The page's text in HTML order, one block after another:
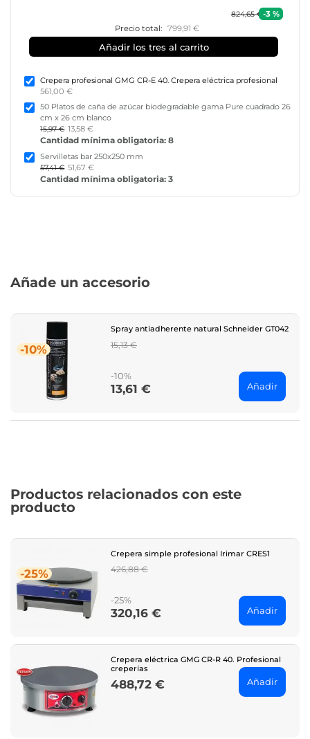
824,65 € -3 %
Precio total:
799,91 €
Añadir los tres al carrito
Crepera profesional GMG CR-E 40. Crepera eléctrica profesional
561,00 €
50 Platos de caña de azúcar biodegradable gama Pure cuadrado 26
cm x 26 cm blanco
15,97 € 13,58 €
Cantidad mínima obligatoria: 8
Servilletas bar 250x250 mm
57,41 € 51,67 €
Cantidad mínima obligatoria: 3
Añade un accesorio
-10%
Spray antiadherente natural Schneider GT042
Regular
15,13 €
-10%
Price
13,61 € Añadir
Productos relacionados con este
producto
-25%
Crepera simple profesional Irimar CRES1
Regular
426,88 €
-25%
Price
320,16 € Añadir
Crepera eléctrica GMG CR-R 40. Profesional
creperías
Price
488,72 € Añadir